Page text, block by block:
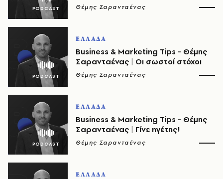
Θέμης Σαρανταένας
ΕΛΛΑΔΑ
Business & Marketing Tips - Θέμης
Σαρανταένας | Οι σωστοί στόχοι
Θέμης Σαρανταένας
ΕΛΛΑΔΑ
Business & Marketing Tips - Θέμης
Σαρανταένας | Γίνε ηγέτης!
Θέμης Σαρανταένας
ΕΛΛΑΔΑ